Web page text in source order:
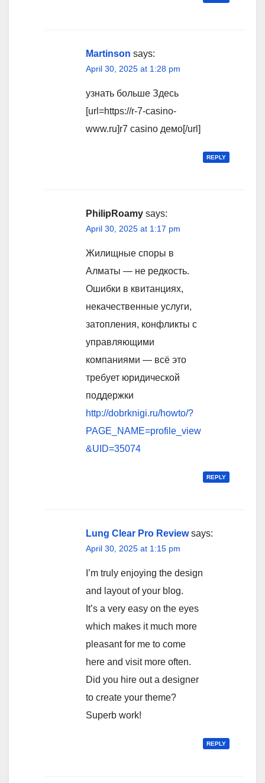
Martinson says:
April 30, 2025 at 1:28 pm
узнать больше Здесь
[url=https://r-7-casino-
www.ru]r7 casino демо[/url]
REPLY
PhilipRoamy says:
April 30, 2025 at 1:17 pm
Жилищные споры в
Алматы — не редкость.
Ошибки в квитанциях,
некачественные услуги,
затопления, конфликты с
управляющими
компаниями — всё это
требует юридической
поддержки
http://dobrknigi.ru/howto/?
PAGE_NAME=profile_view
&UID=35074
REPLY
Lung Clear Pro Review says:
April 30, 2025 at 1:15 pm
I’m truly enjoying the design
and layout of your blog.
It’s a very easy on the eyes
which makes it much more
pleasant for me to come
here and visit more often.
Did you hire out a designer
to create your theme?
Superb work!
REPLY